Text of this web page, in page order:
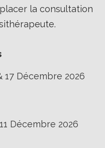
la consultation
17 Décembre 2026
Décembre 2026